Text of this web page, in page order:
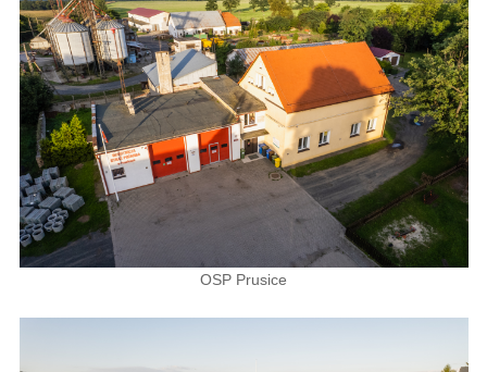
OSP Prusice